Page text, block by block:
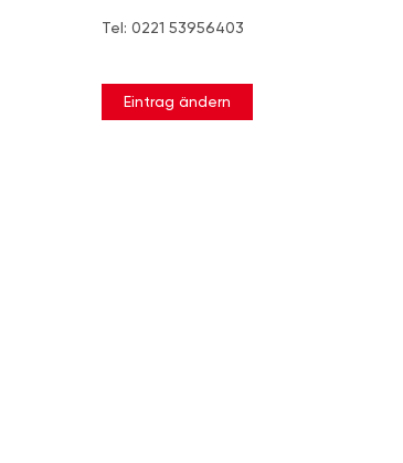
Tel: 0221 53956403
Eintrag ändern